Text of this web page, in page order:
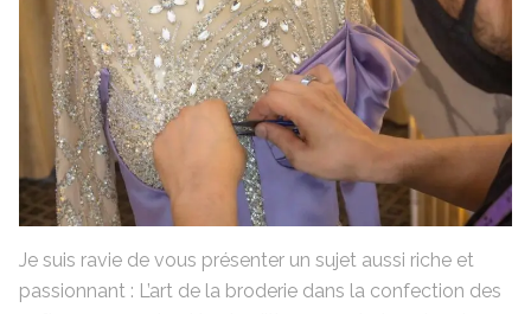
Je suis ravie de vous présenter un sujet aussi riche et
passionnant : L’art de la broderie dans la confection des